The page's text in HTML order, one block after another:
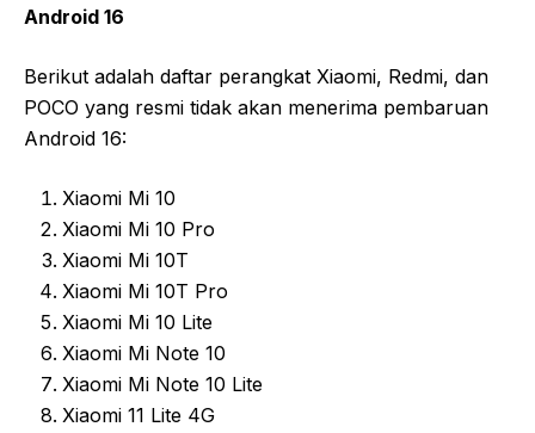
Android 16
Berikut adalah daftar perangkat Xiaomi, Redmi, dan
POCO yang resmi tidak akan menerima pembaruan
Android 16:
Xiaomi Mi 10
Xiaomi Mi 10 Pro
Xiaomi Mi 10T
Xiaomi Mi 10T Pro
Xiaomi Mi 10 Lite
Xiaomi Mi Note 10
Xiaomi Mi Note 10 Lite
Xiaomi 11 Lite 4G